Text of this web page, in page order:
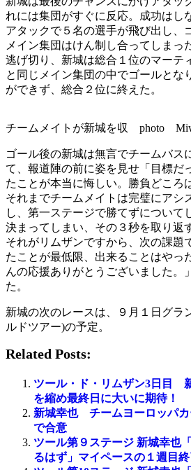
れには集団がすぐに反応。成功はし
アタックで５名の選手が飛び出し、
メイン集団はけん制し合ってしまっ
逃げ切り、新城は総合１位のマーテ
と同じメイン集団の中でゴールとな
ができず、総合２位に終えた。
チームメイトが新城を収 photo
ゴール後の新城は無言でチームバス
て、報道陣の前に姿を見せ「目標だ
たことが本当に悔しい。勝負どころ
それまでチームメイトは完璧にアシ
し、第一ステージで勝てずについて
決まってしまい、その３秒を取り返
それがリムザンですから、次の課題
たことが最低限、出来ることはやっ
んの応援ありがとうございました。
た。
新城の次のレースは、９月１日グ
ルドツアー)の予定。
Related Posts:
ツール・ド・リムザン3日目
を縮め最終日に大いに期待！
新城幸也 チームヨーロッパカ
で合意
ツール第９ステージ 新城幸也
るはず」マイペースの１週目終